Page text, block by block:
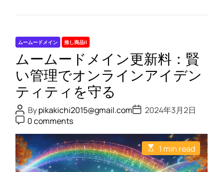
ム
ム
ー
ド
メ
イ
ン
更
料
を
賢
ムームードメイン 推し商品II
ムームードメイン更新料：賢
い管理でオンラインアイデン
ティティを守る
P
o
s
t
A
u
t
h
Bypikakichi2015@gmail.comP
o
t
a
t
e
2024年3月2日
P
o
s
t
C
o
m
0 comments
E
s
t
1 min read